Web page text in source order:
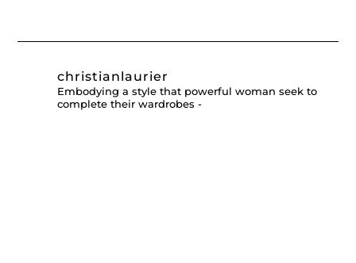
christianlaurier
Embodying a style that powerful woman seek to
complete their wardrobes -